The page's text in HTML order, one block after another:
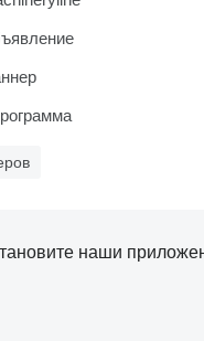
наши